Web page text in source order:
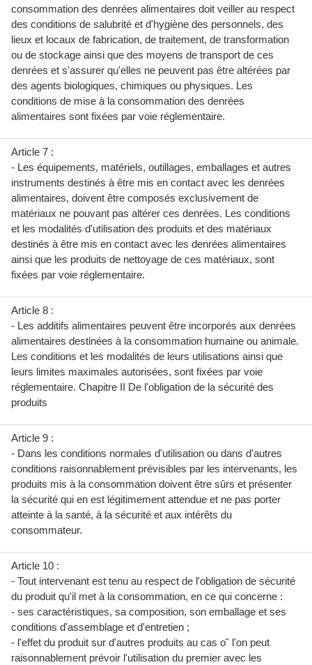
consommation des denrées alimentaires doit veiller au respect
des conditions de salubrité et d'hygiène des personnels, des
lieux et locaux de fabrication, de traitement, de transformation
ou de stockage ainsi que des moyens de transport de ces
denrées et s'assurer qu'elles ne peuvent pas être altérées par
des agents biologiques, chimiques ou physiques. Les
conditions de mise à la consommation des denrées
alimentaires sont fixées par voie réglementaire.
Article 7 :
- Les équipements, matériels, outillages, emballages et autres
instruments destinés à être mis en contact avec les denrées
alimentaires, doivent être composés exclusivement de
matériaux ne pouvant pas altérer ces denrées. Les conditions
et les modalités d'utilisation des produits et des matériaux
destinés à être mis en contact avec les denrées alimentaires
ainsi que les produits de nettoyage de ces matériaux, sont
fixées par voie réglementaire.
Article 8 :
- Les additifs alimentaires peuvent être incorporés aux denrées
alimentaires destinées à la consommation humaine ou animale.
Les conditions et les modalités de leurs utilisations ainsi que
leurs limites maximales autorisées, sont fixées par voie
réglementaire. Chapitre II De l'obligation de la sécurité des
produits
Article 9 :
- Dans les conditions normales d'utilisation ou dans d'autres
conditions raisonnablement prévisibles par les intervenants, les
produits mis à la consommation doivent être sûrs et présenter
la sécurité qui en est légitimement attendue et ne pas porter
atteinte à la santé, à la sécurité et aux intérêts du
consommateur.
Article 10 :
- Tout intervenant est tenu au respect de l'obligation de sécurité
du produit qu'il met à la consommation, en ce qui concerne :
- ses caractéristiques, sa composition, son emballage et ses
conditions d'assemblage et d'entretien ;
- l'effet du produit sur d'autres produits au cas o˘ l'on peut
raisonnablement prévoir l'utilisation du premier avec les